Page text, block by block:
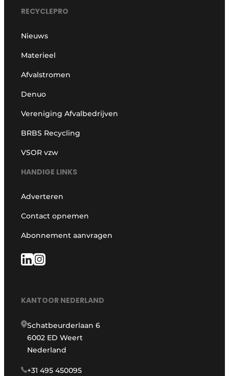
RECYCLEPRO
Nieuws
Materieel
Afvalstromen
Denuo
Vereniging Afvalbedrijven
BRBS Recycling
VSOR vzw
HANDIGE LINKS
Adverteren
Contact opnemen
Abonnement aanvragen
KANTOOR NEDERLAND
Schatbeurderlaan 6
6002 ED Weert
Nederland
+31 495 450095